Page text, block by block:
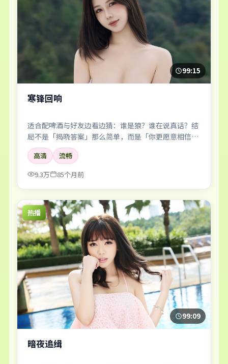
99:15
寒锋回响
适合配啤酒与好友边看边猜：谁是狼？谁在说真话？结
局不是「揭晓答案」那么简单，而是「你更愿意相信
谁」。
高清
流畅
9.3万
85个月前
热播
99:09
暗夜追缉